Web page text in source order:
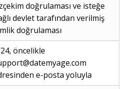
doğrulaması ve isteğe
devlet tarafından verilmiş
doğrulaması
öncelikle
e-posta yoluyla